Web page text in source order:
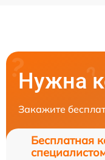
Нужна
Закажите
Бесплатная